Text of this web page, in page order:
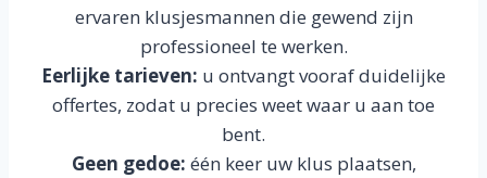
ervaren klusjesmannen die gewend zijn
professioneel te werken.
Eerlijke tarieven: u ontvangt vooraf duidelijke
offertes, zodat u precies weet waar u aan toe
bent.
Geen gedoe: één keer uw klus plaatsen,